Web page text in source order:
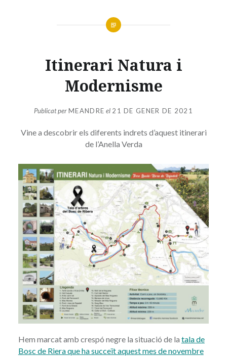
Itinerari Natura i
Modernisme
Publicat perMEANDRE el 21 DE GENER DE 2021
Vine a descobrir els diferents indrets d’aquest itinerari
de l’Anella Verda
Hem marcat amb crespó negre la situació de la tala de
Bosc de Riera que ha succeït aquest mes de novembre